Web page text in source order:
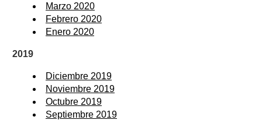
Marzo 2020
Febrero 2020
Enero 2020
2019
Diciembre 2019
Noviembre 2019
Octubre 2019
Septiembre 2019